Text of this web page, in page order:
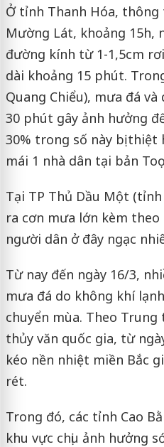
Ở tỉnh Thanh Hóa,
Mường Lát, khoảng 15h,
đường kính từ 1-1,5cm
dài khoảng 15 phút.
Quang Chiểu), mưa đá
30 phút gây ảnh hưởng
30% trong số này bị thiệt
mái 1 nhà dân tại bản
Tại TP Thủ Dầu Một
ra cơn mưa lớn kèm
người dân ở đây ngạc
Từ nay đến ngày 16/3,
mưa đá do không khí
chuyển mùa. Theo
thủy văn quốc gia, từ
kéo nền nhiệt miền Bắc
rét.
Trong đó, các tỉnh Cao
khu vực chịu ảnh hưởng